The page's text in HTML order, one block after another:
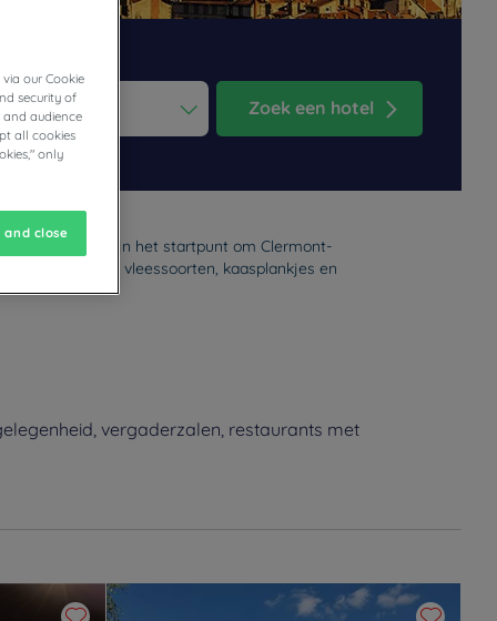
the question mark key to get the keyboard shortcuts for
and select a date. Press the question mark key to get the
Zoek een hotel
Ze zijn het startpunt om Clermont-
Franse vleessoorten, kaasplankjes en
vergaderzalen, restaurants met
our Cookie
security of
and audience
all cookies
only
and close